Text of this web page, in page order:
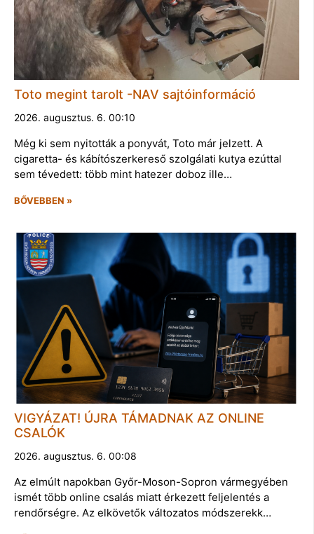
Toto megint tarolt -NAV sajtóinformáció
2026. augusztus. 6. 00:10
Még ki sem nyitották a ponyvát, Toto már jelzett. A
cigaretta- és kábítószerkereső szolgálati kutya ezúttal
sem tévedett: több mint hatezer doboz ille…
BŐVEBBEN »
VIGYÁZAT! ÚJRA TÁMADNAK AZ ONLINE
CSALÓK
2026. augusztus. 6. 00:08
Az elmúlt napokban Győr-Moson-Sopron vármegyében
ismét több online csalás miatt érkezett feljelentés a
rendőrségre. Az elkövetők változatos módszerekk…